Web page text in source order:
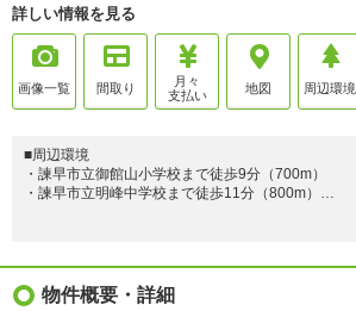
詳しい情報を見る
画像一覧 間取り
月々
支払い
地図 周辺環境
■周辺環境
・諫早市立御館山小学校まで徒歩9分（700m）
・諫早市立明峰中学校まで徒歩11分（800m）
・オール電化
・駐車場4台
・2階トイレ設置
物件概要・詳細